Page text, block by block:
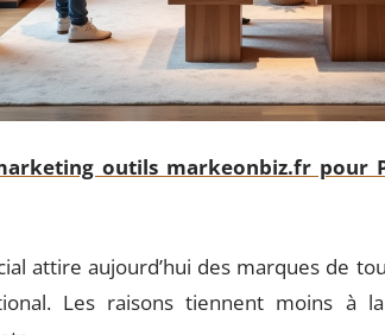
outils markeonbiz.fr pour
attire aujourd’hui des marques de
Les raisons tiennent moins à la